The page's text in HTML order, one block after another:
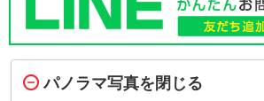
パノラマ写真を閉じる